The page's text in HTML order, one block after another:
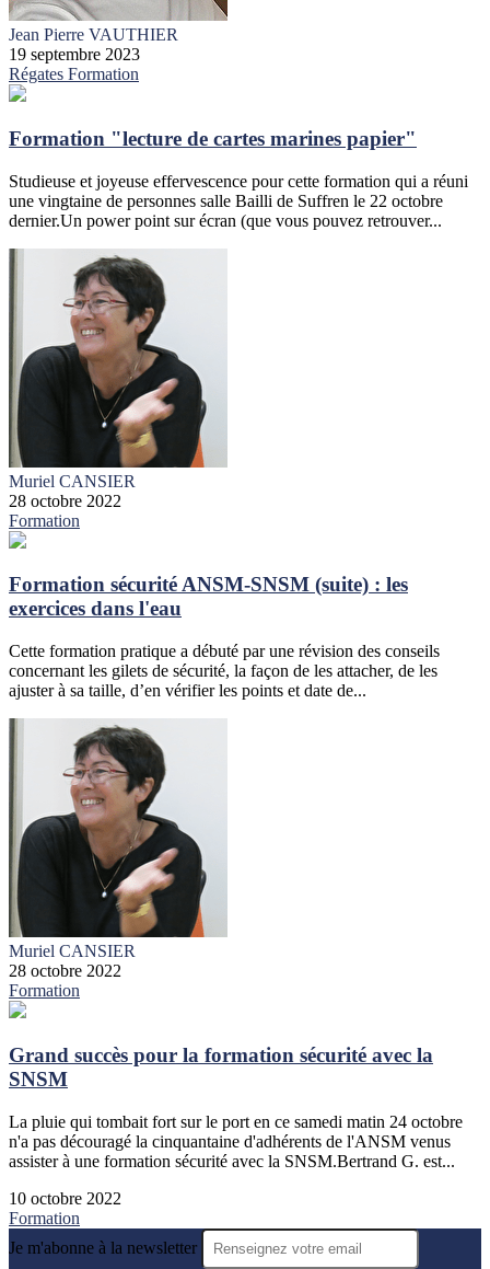
Jean Pierre VAUTHIER
19 septembre 2023
Régates Formation
Formation "lecture de cartes marines papier"
Studieuse et joyeuse effervescence pour cette formation qui a réuni
une vingtaine de personnes salle Bailli de Suffren le 22 octobre
dernier.Un power point sur écran (que vous pouvez retrouver...
Muriel CANSIER
28 octobre 2022
Formation
Formation sécurité ANSM-SNSM (suite) : les
exercices dans l'eau
Cette formation pratique a débuté par une révision des conseils
concernant les gilets de sécurité, la façon de les attacher, de les
ajuster à sa taille, d’en vérifier les points et date de...
Muriel CANSIER
28 octobre 2022
Formation
Grand succès pour la formation sécurité avec la
SNSM
La pluie qui tombait fort sur le port en ce samedi matin 24 octobre
n'a pas découragé la cinquantaine d'adhérents de l'ANSM venus
assister à une formation sécurité avec la SNSM.Bertrand G. est...
10 octobre 2022
Formation
Je m'abonne à la newsletter